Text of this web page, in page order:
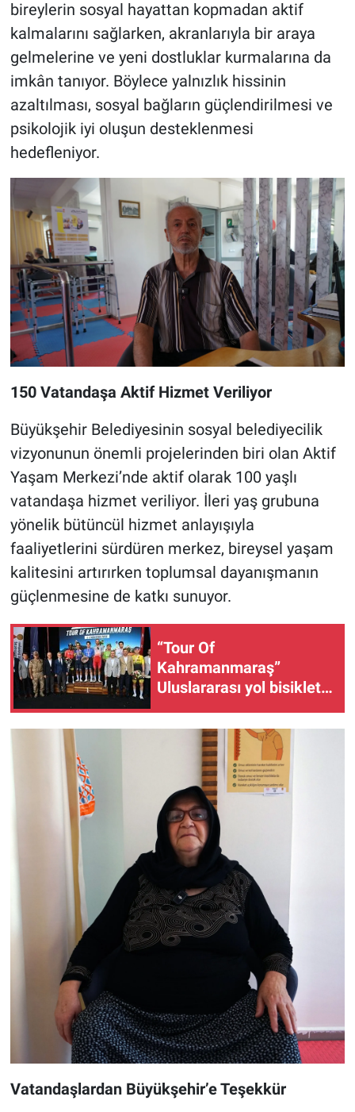
bireylerin sosyal hayattan kopmadan aktif
kalmalarını sağlarken, akranlarıyla bir araya
gelmelerine ve yeni dostluklar kurmalarına da
imkân tanıyor. Böylece yalnızlık hissinin
azaltılması, sosyal bağların güçlendirilmesi ve
psikolojik iyi oluşun desteklenmesi
hedefleniyor.
150 Vatandaşa Aktif Hizmet Veriliyor
Büyükşehir Belediyesinin sosyal belediyecilik
vizyonunun önemli projelerinden biri olan Aktif
Yaşam Merkezi’nde aktif olarak 100 yaşlı
vatandaşa hizmet veriliyor. İleri yaş grubuna
yönelik bütüncül hizmet anlayışıyla
faaliyetlerini sürdüren merkez, bireysel yaşam
kalitesini artırırken toplumsal dayanışmanın
güçlenmesine de katkı sunuyor.
“Tour Of
Kahramanmaraş”
Uluslararası yol bisikleti
Vatandaşlardan Büyükşehir’e Teşekkür